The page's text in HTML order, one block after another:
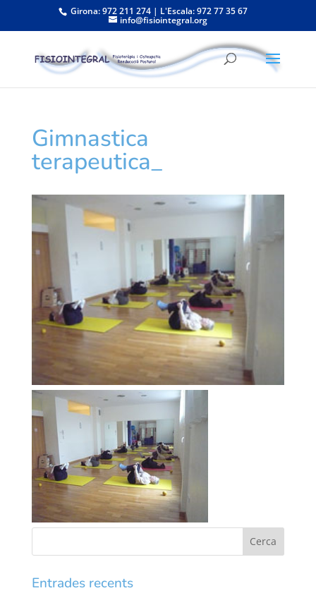
Girona: 972 211 274 | L'Escala: 972 77 35 67
info@fisiointegral.org
Gimnastica
terapeutica_
Entrades recents